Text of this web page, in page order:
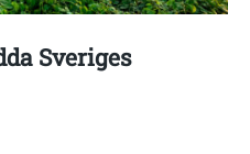
Sveriges